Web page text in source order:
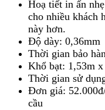
Hoạ tiết in ấn
cho nhiều khách
này hơn.
Độ dày: 0,36mm
Thời gian bảo
Khổ bạt: 1,53m
Thời gian sử
Đơn giá:
cầu